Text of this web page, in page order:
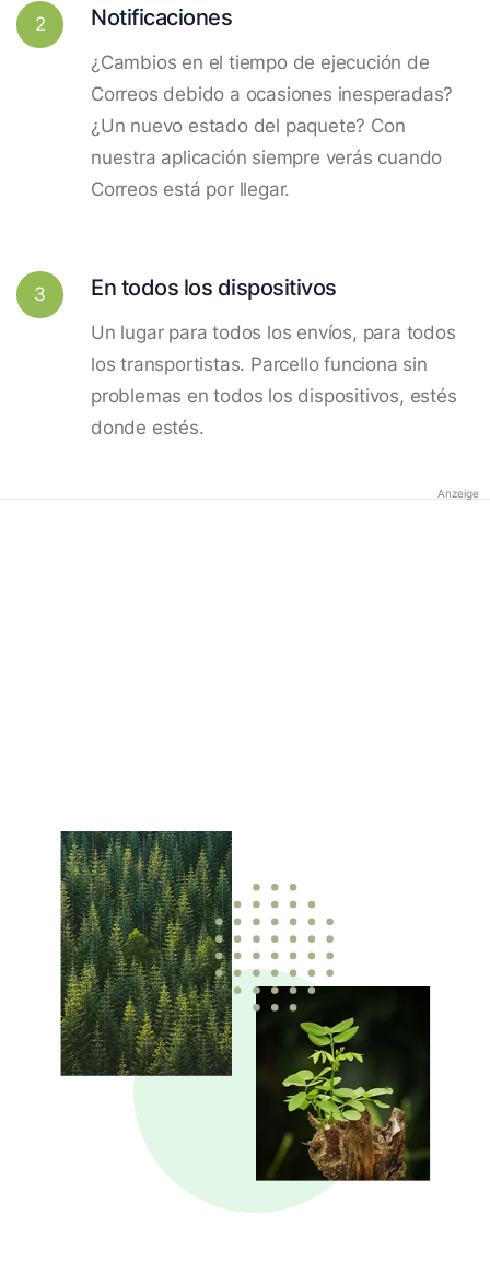
2 Notificaciones
¿Cambios en el tiempo de ejecución de
Correos debido a ocasiones inesperadas?
¿Un nuevo estado del paquete? Con
nuestra aplicación siempre verás cuando
Correos está por llegar.
3 En todos los dispositivos
Un lugar para todos los envíos, para todos
los transportistas. Parcello funciona sin
problemas en todos los dispositivos, estés
donde estés.
Anzeige